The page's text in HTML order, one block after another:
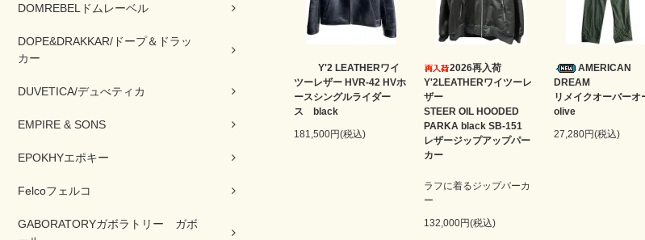
DOMREBELドムレーベル
DOPE&DRAKKAR/ドープ＆ドラッ
カー
DUVETICA/デュべティカ
EMPIRE & SONS
EPOKHYエポキー
Felcoフェルコ
GABORATORYガボラトリー ガボ
Y'2 LEATHERワイ
ツーレザー HVR-42 HVホ
ースシングルライダー
ス black
181,500円(税込)
2026再入荷
Y'2LEATHERワイツーレ
ザー
STEER OIL HOODED
PARKA black SB-151
レザージップアップパー
カー
ラフに着るジップパーカ
ー
132,000円(税込)
AMERICAN
DREAM
リメイクオーバーオ
olive
27,280円(税込)